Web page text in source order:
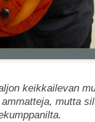
keikkailevan
mutta